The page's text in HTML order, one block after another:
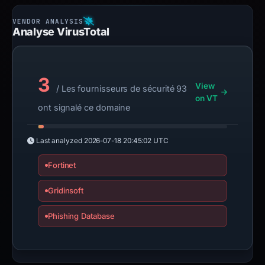
Analyse VirusTotal
3
/ Les fournisseurs de sécurité 93
ont signalé ce domaine
View
on VT
Last analyzed 2026-07-18 20:45:02 UTC
Fortinet
Gridinsoft
Phishing Database